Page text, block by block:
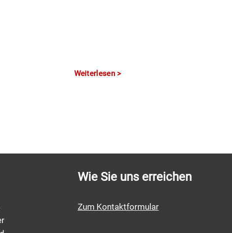
Weiterlesen
Wie Sie uns erreichen
Zum Kontaktformular